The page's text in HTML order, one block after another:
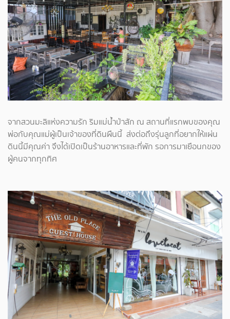
จากสวนมะลิแห่งความรัก ริมแม่น้ำป่าสัก ณ สถานที่แรกพบของคุณ
พ่อกับคุณแม่ผู้เป็นเจ้าของที่ดินผืนนี้ ส่งต่อถึงรุ่นลูกที่อยากให้แผ่น
ดินนี้มีคุณค่า จึงได้เปิดเป็นร้านอาหารและที่พัก รอการมาเยือนกของ
ผู้คนจากทุกทิศ